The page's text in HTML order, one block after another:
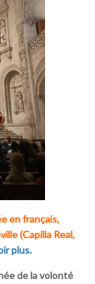
en français,
(Capilla Real,
plus.
de la volonté